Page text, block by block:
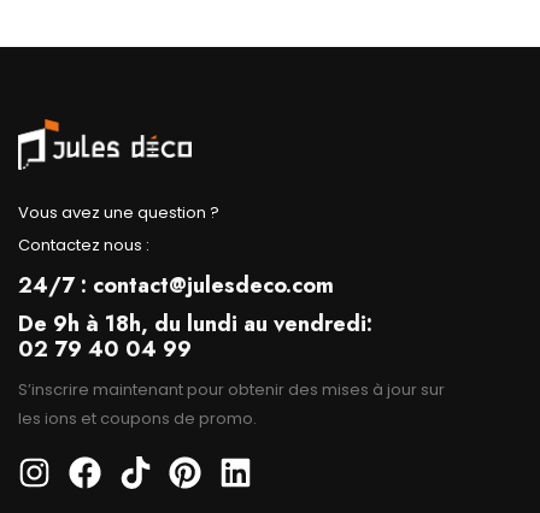
Vous avez une question ?
Contactez nous :
24/7 : contact@julesdeco.com
De 9h à 18h, du lundi au vendredi:
02 79 40 04 99
S’inscrire maintenant pour obtenir des mises à jour sur
les ions et coupons de promo.